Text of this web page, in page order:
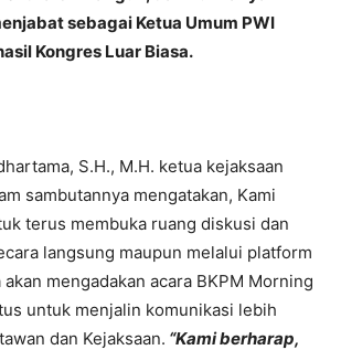
sebagai Ketua Umum PWI
Kongres Luar Biasa.
S.H., M.H. ketua kejaksaan
sambutannya mengatakan, Kami
terus membuka ruang diskusi dan
langsung maupun melalui platform
mengadakan acara BKPM Morning
untuk menjalin komunikasi lebih
dan Kejaksaan. “Kami berharap,